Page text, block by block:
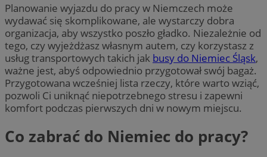
Planowanie wyjazdu do pracy w Niemczech może
wydawać się skomplikowane, ale wystarczy dobra
organizacja, aby wszystko poszło gładko. Niezależnie od
tego, czy wyjeżdżasz własnym autem, czy korzystasz z
usług transportowych takich jak busy do Niemiec Śląsk,
ważne jest, abyś odpowiednio przygotował swój bagaż.
Przygotowana wcześniej lista rzeczy, które warto wziąć,
pozwoli Ci uniknąć niepotrzebnego stresu i zapewni
komfort podczas pierwszych dni w nowym miejscu.
Co zabrać do Niemiec do pracy?